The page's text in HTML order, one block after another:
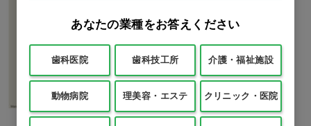
あなたの業種をお答えください
歯科医院 歯科技工所 介護・福祉施設
動物病院 理美容・エステ クリニック・医院